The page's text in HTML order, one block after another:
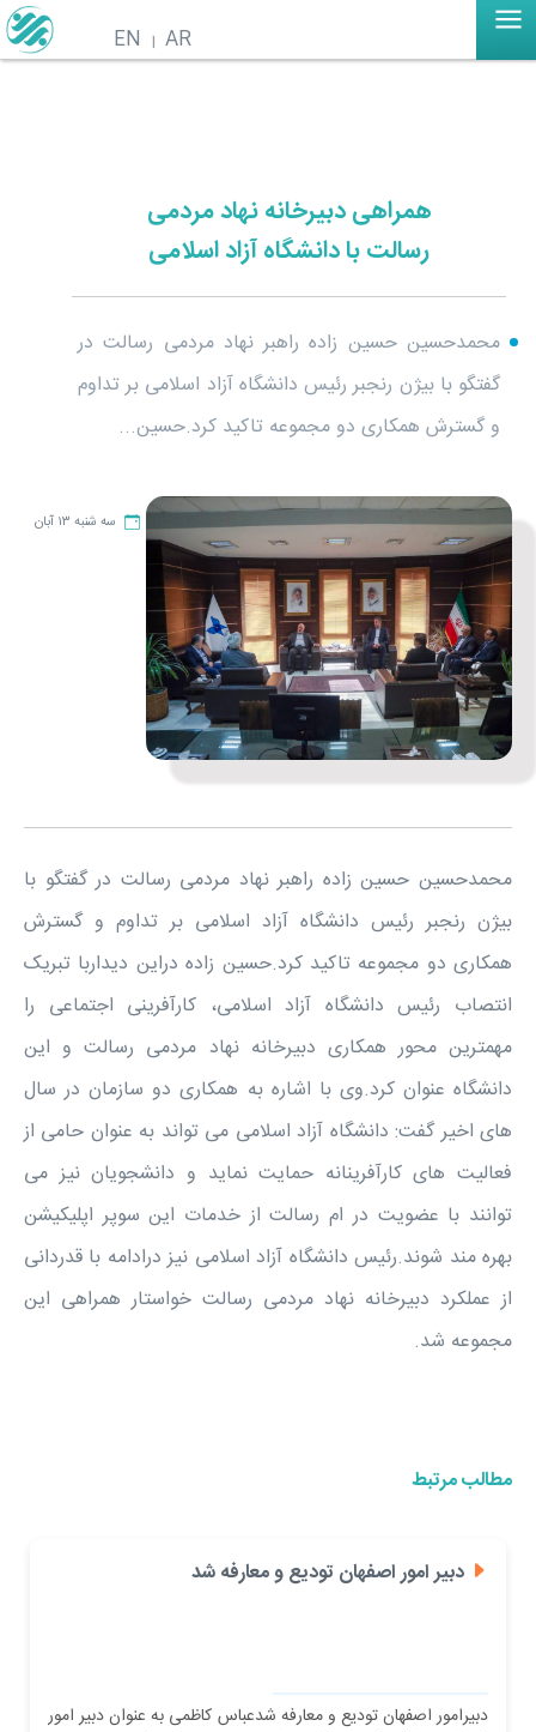
AR
EN
همراهی دبیرخانه نهاد مردمی
رسالت با دانشگاه آزاد اسلامی
محمدحسین حسین زاده راهبر نهاد مردمی رسالت در
گفتگو با بیژن رنجبر رئیس دانشگاه آزاد اسلامی بر تداوم
و گسترش همکاری دو مجموعه تاکید کرد.حسین...
سه شنبه ۱۳ آبان
محمدحسین حسین زاده راهبر نهاد مردمی رسالت در گفتگو با
بیژن رنجبر رئیس دانشگاه آزاد اسلامی بر تداوم و گسترش
همکاری دو مجموعه تاکید کرد.حسین زاده دراین دیداربا تبریک
انتصاب رئیس دانشگاه آزاد اسلامی، کارآفرینی اجتماعی را
مهمترین محور همکاری دبیرخانه نهاد مردمی رسالت و این
دانشگاه عنوان کرد.وی با اشاره به همکاری دو سازمان در سال
های اخیر گفت: دانشگاه آزاد اسلامی می تواند به عنوان حامی از
فعالیت های کارآفرینانه حمایت نماید و دانشجویان نیز می
توانند با عضویت در ام رسالت از خدمات این سوپر اپلیکیشن
بهره مند شوند.رئیس دانشگاه آزاد اسلامی نیز درادامه با قدردانی
از عملکرد دبیرخانه نهاد مردمی رسالت خواستار همراهی این
مجموعه شد.
مطالب مرتبط
دبیر امور اصفهان تودیع و معارفه شد
دبیرامور اصفهان تودیع و معارفه شدعباس کاظمی به عنوان دبیر امور